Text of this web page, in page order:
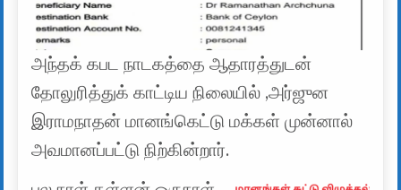
அந்தக் கபட நாடகத்தை ஆதாரத்துடன்
தோலுரித்துக் காட்டிய நிலையில் ,அர்ஜுன
இராமநாதன் மானங்கெட்டு மக்கள் முன்னால்
அவமானப்பட்டு நிற்கின்றார்.